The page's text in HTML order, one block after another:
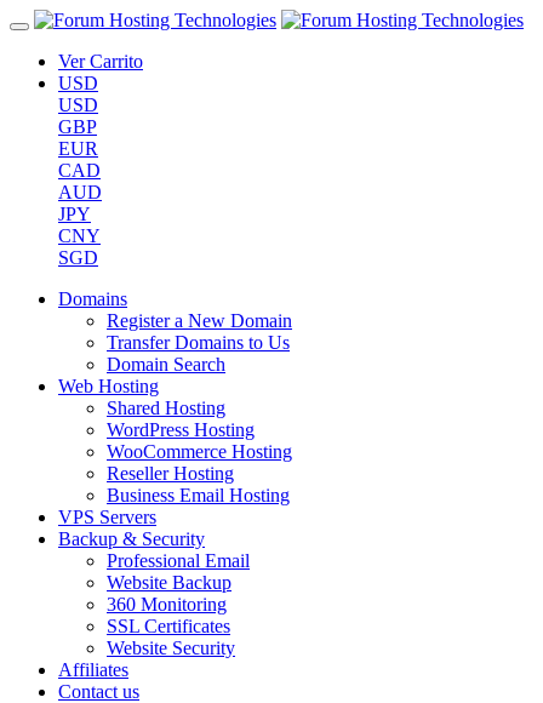
Ver Carrito
USD
USD
GBP
EUR
CAD
AUD
JPY
CNY
SGD
Domains
Register a New Domain
Transfer Domains to Us
Domain Search
Web Hosting
Shared Hosting
WordPress Hosting
WooCommerce Hosting
Reseller Hosting
Business Email Hosting
VPS Servers
Backup & Security
Professional Email
Website Backup
360 Monitoring
SSL Certificates
Website Security
Affiliates
Contact us